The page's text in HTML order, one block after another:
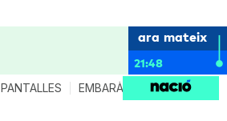
ara mateix
21:48
PANTALLES EMBARÀS CRIANÇA